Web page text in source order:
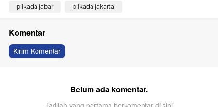
pilkada jabar pilkada jakarta
Komentar
Kirim Komentar
Belum ada komentar.